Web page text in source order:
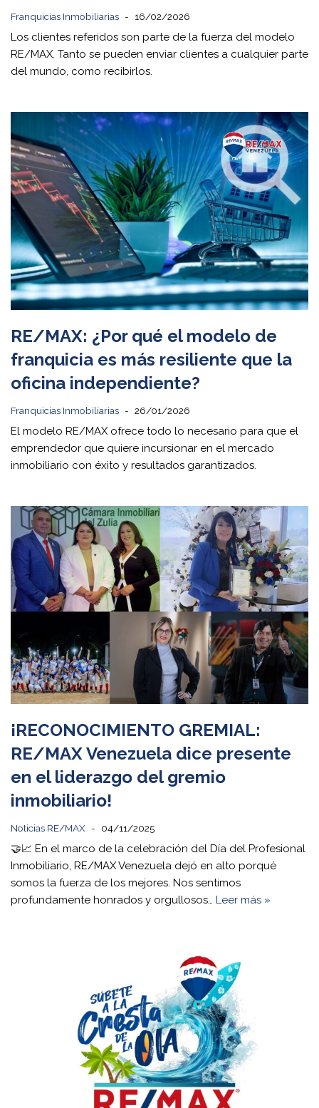
Franquicias Inmobiliarias 16/02/2026
Los clientes referidos son parte de la fuerza del modelo
RE/MAX. Tanto se pueden enviar clientes a cualquier parte
del mundo, como recibirlos.
RE/MAX: ¿Por qué el modelo de
franquicia es más resiliente que la
oficina independiente?
Franquicias Inmobiliarias 26/01/2026
El modelo RE/MAX ofrece todo lo necesario para que el
emprendedor que quiere incursionar en el mercado
inmobiliario con éxito y resultados garantizados.
¡RECONOCIMIENTO GREMIAL:
RE/MAX Venezuela dice presente
en el liderazgo del gremio
inmobiliario!
Noticias RE/MAX 04/11/2025
🤝📈 En el marco de la celebración del Día del Profesional
Inmobiliario, RE/MAX Venezuela dejó en alto porqué
somos la fuerza de los mejores. Nos sentimos
profundamente honrados y orgullosos… Leer más »